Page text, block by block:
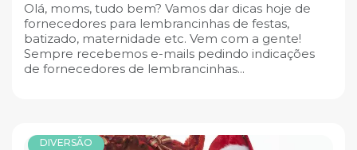
Olá, moms, tudo bem? Vamos dar dicas hoje de
fornecedores para lembrancinhas de festas,
batizado, maternidade etc. Vem com a gente!
Sempre recebemos e-mails pedindo indicações
de fornecedores de lembrancinhas...
DIVERSÃO